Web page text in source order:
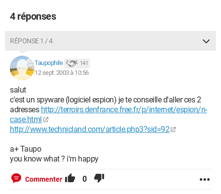
4 réponses
RÉPONSE 1 / 4
Taupophile 141
12 sept. 2003 à 10:56
salut
c'est un spyware (logiciel espion) je te conseille d'aller ces 2
adresses http://terroirs.denfrance.free.fr/p/internet/espion/n-
case.html
http://www.technicland.com/article.php3?sid=92
a+ Taupo
you know what ? i'm happy
Commenter 0